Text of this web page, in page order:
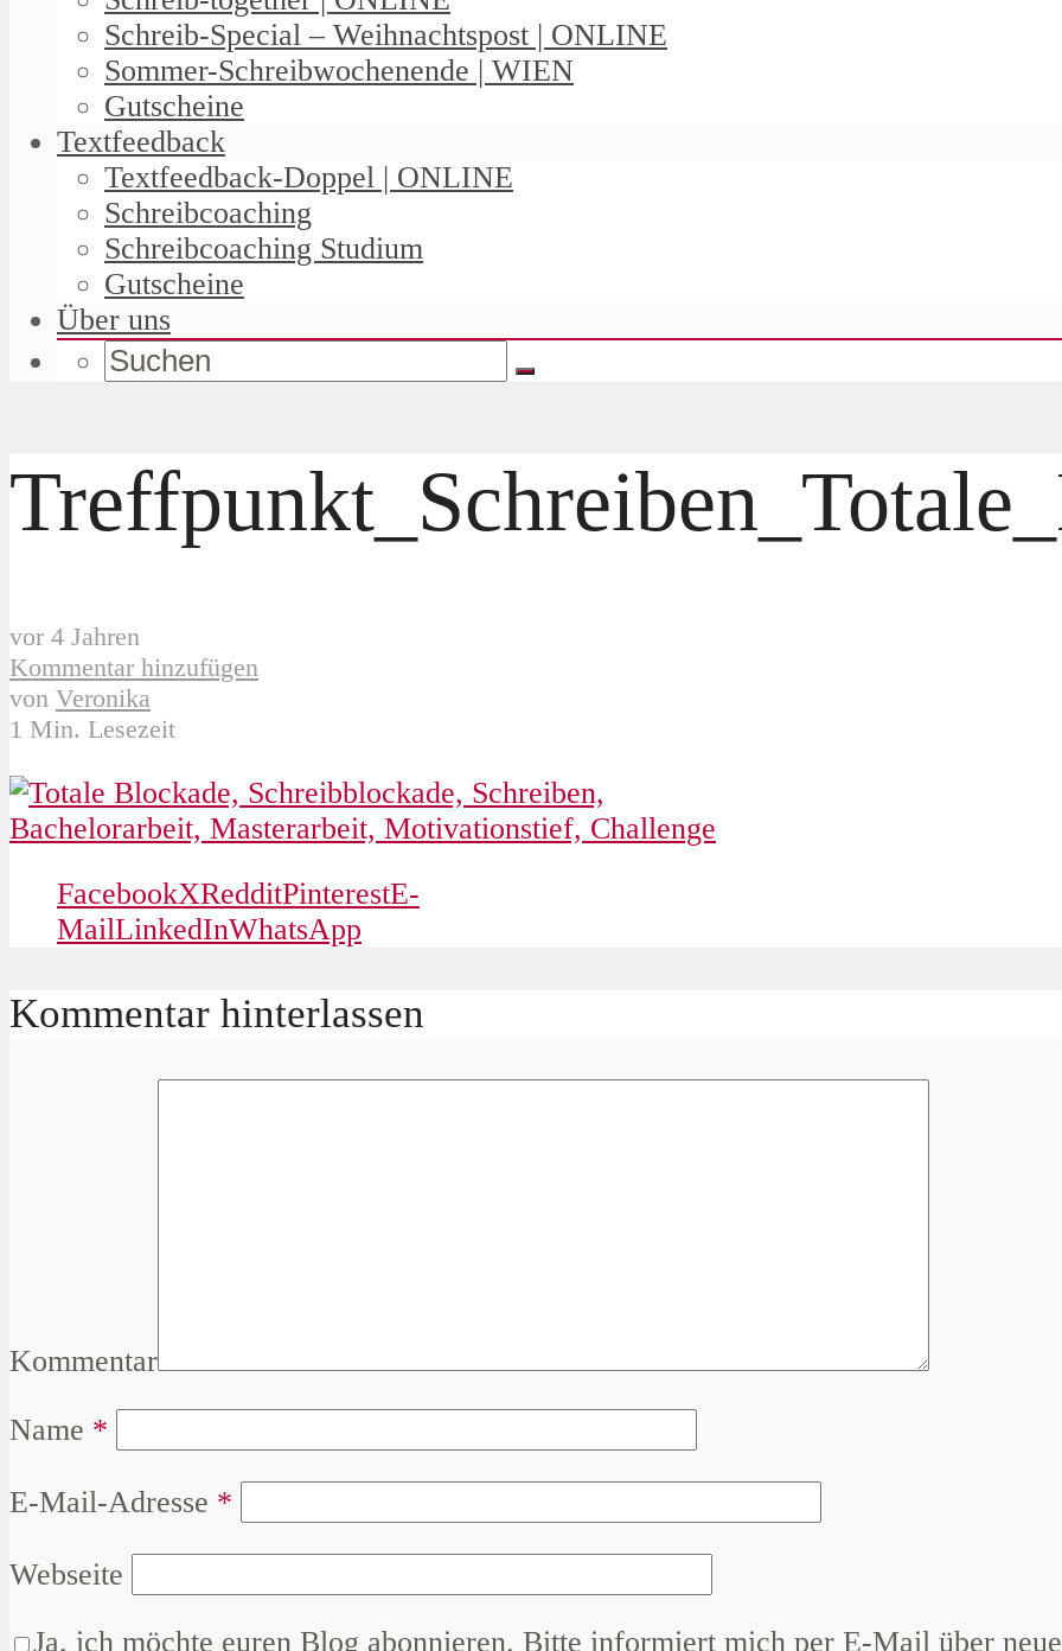
Schreib-Special – Weihnachtspost | ONLINE
Sommer-Schreibwochenende | WIEN
Gutscheine
Textfeedback
Textfeedback-Doppel | ONLINE
Schreibcoaching
Schreibcoaching Studium
Gutscheine
Über uns
vor 4 Jahren
Kommentar hinzufügen
von Veronika
1 Min. Lesezeit
FacebookXRedditPinterestE-
MailLinkedInWhatsApp
Kommentar hinterlassen
Kommentar
Name *
E-Mail-Adresse *
Webseite
Ja, ich möchte euren Blog abonnieren. Bitte informiert mich per E-Mail über